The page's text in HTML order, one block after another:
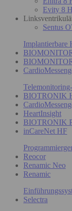
Evity 8
Sentus
Implantierbare
BIOTRONIK
HeartInsight
BIOTRONIK
inCareNet HF
Reocor
Renamic Neo
Renamic
Selectra